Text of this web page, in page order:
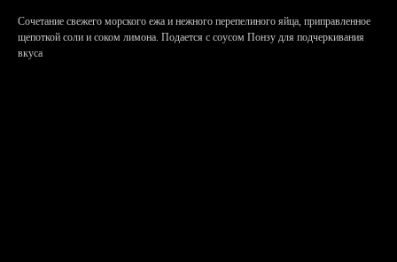
Сочетание свежего морского ежа и нежного перепелиного яйца, приправленное
щепоткой соли и соком лимона. Подается с соусом Понзу для подчеркивания
вкуса